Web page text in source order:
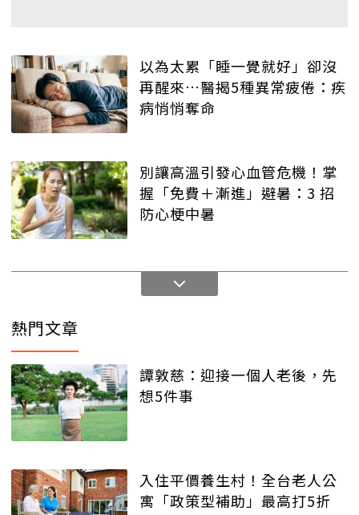
以為太累「睡一覺就好」卻沒
再醒來…醫揭5種異常疲倦：疾
病悄悄奪命
別讓高溫引發心血管危機！掌
握「免費＋漸進」避暑：3 招
防心梗中暑
熱門文章
譚敦慈：迎接一個人老後，先
想5件事
入住平價養生村！全台老人公
寓「政策型補助」最高打5折